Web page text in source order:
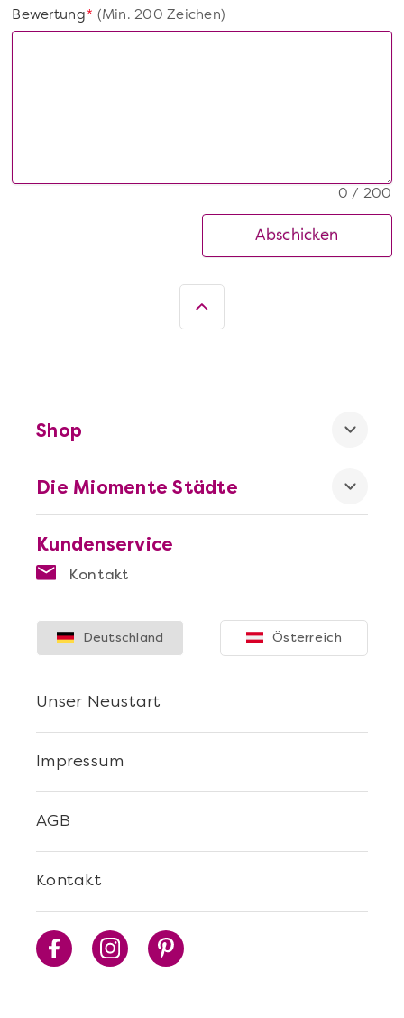
*
Bewertung(Min. 200 Zeichen)
0 / 200
Abschicken
Kundenservice
Kontakt
Die Miomente Städte
Shop
Kontakt
AGB
Impressum
Unser Neustart
Deutschland Österreich